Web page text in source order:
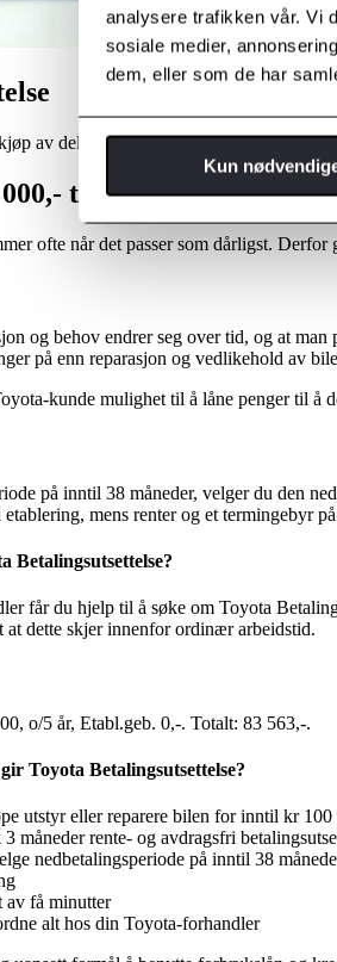
analysere trafikken vår. Vi
sosiale medier,
dem, eller som de har
Kun
av deler eller tjenester fra Toyota
til kjøp av deler eller
ofte når det passer som dårligst.
og behov endrer seg over tid, og at
på enn reparasjon og vedlikehold av
kunde mulighet til å låne penger til å
på inntil 38 måneder, velger du den
mens renter og et termingebyr
Betalingsutsettelse?
får du hjelp til å søke om Toyota
at dette skjer innenfor ordinær arbeidstid.
o/5 år, Etabl.geb. 0,-. Totalt: 83 563,-.
Toyota Betalingsutsettelse?
utstyr eller reparere bilen for inntil kr 100
måneder rente- og avdragsfri
nedbetalingsperiode på inntil 38
av få minutter
alt hos din Toyota-forhandler